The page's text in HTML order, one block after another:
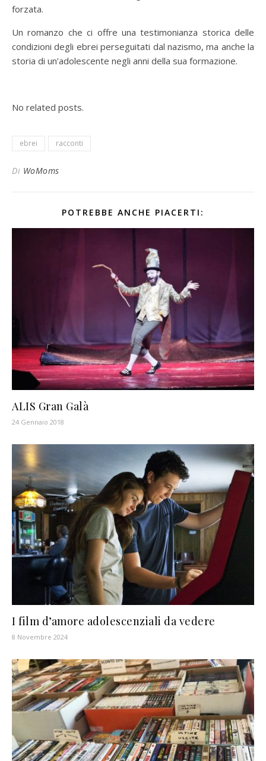
forzata.
Un romanzo che ci offre una testimonianza storica delle
condizioni degli ebrei perseguitati dal nazismo, ma anche la
storia di un’adolescente negli anni della sua formazione.
No related posts.
ebrei racconti
Di WoMoms
POTREBBE ANCHE PIACERTI:
ALIS Gran Galà
24 Gennaio 2018
I film d’amore adolescenziali da vedere
8 Novembre 2024